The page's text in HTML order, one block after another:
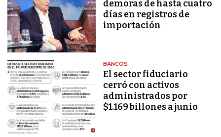
demoras de hasta cuatro
días en registros de
importación
BANCOS
El sector fiduciario
cerró con activos
administrados por
$1.169 billones a junio